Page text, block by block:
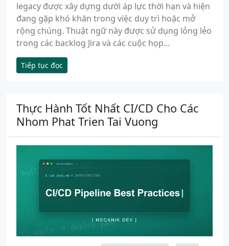
legacy được xây dựng dưới áp lực thời hạn và hiện
đang gặp khó khăn trong việc duy trì hoặc mở
rộng chúng. Thuật ngữ này được sử dụng lỏng lẻo
trong các backlog Jira và các cuộc họp...
Tiếp tục đọc
Thực Hành Tốt Nhất CI/CD Cho Các
Nhom Phat Trien Tai Vuong